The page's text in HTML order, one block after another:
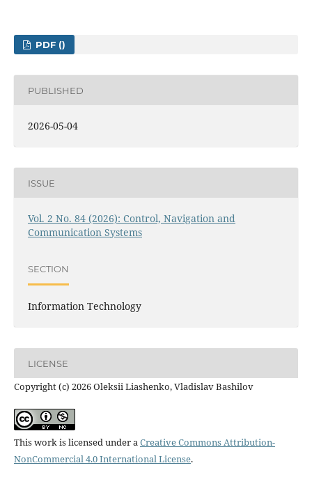
PDF ()
PUBLISHED
2026-05-04
ISSUE
Vol. 2 No. 84 (2026): Control, Navigation and
Communication Systems
SECTION
Information Technology
LICENSE
Copyright (c) 2026 Oleksii Liashenko, Vladislav Bashilov
This work is licensed under aCreative Commons Attribution-
NonCommercial 4.0 International License.